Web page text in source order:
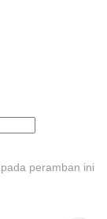
peramban ini